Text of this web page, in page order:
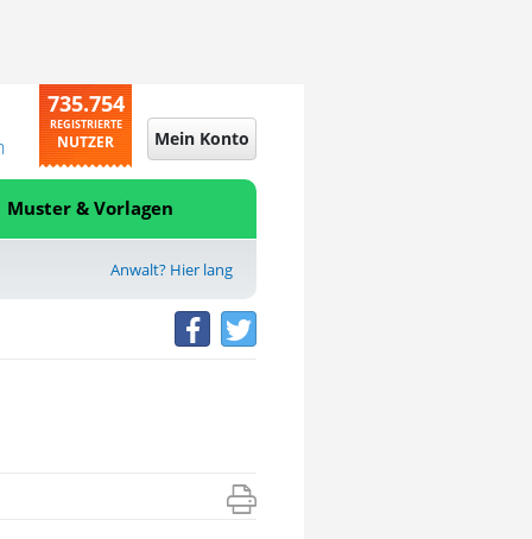
735.754
REGISTRIERTE
NUTZER Mein Konto
Muster & Vorlagen
Anwalt? Hier lang